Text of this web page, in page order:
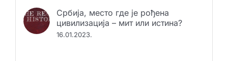
Србија, место где је рођена
цивилизација – мит или истина?